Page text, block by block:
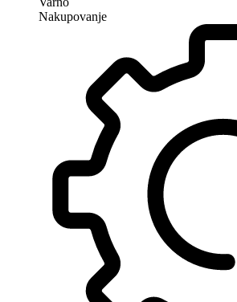
Nakupovanje